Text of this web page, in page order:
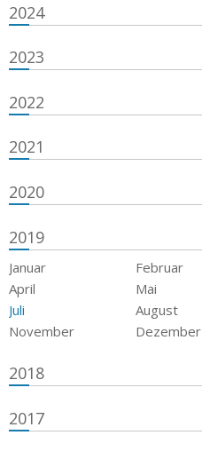
2024
2023
2022
2021
2020
2019
Januar Februar
April
Mai
Juli
August
November
Dezember
2018
2017